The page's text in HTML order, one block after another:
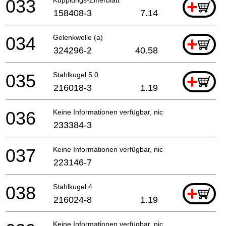
+
033 158408-3 7.14
Gelenkwelle (a) +
034 324296-2 40.58
Stahlkugel 5.0 +
035 216018-3 1.19
Keine Informationen verfügbar, nicht bestellbar
036 233384-3
Keine Informationen verfügbar, nicht bestellbar
037 223146-7
Stahlkugel 4 +
038 216024-8 1.19
Keine Informationen verfügbar, nicht bestellbar